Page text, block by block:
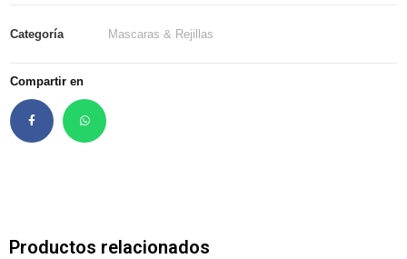
Categoría Mascaras & Rejillas
Compartir en
Productos relacionados